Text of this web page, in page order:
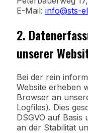
E-Mail: info@sts-
2.
unserer
Bei der rein
Website erheben
Browser an
Logfiles). Dies
DSGVO auf Basis
an der Stabilität